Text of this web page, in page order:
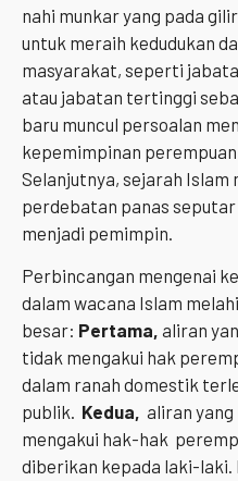
nahi munkar yang pada
untuk meraih kedudukan
masyarakat, seperti
atau jabatan tertinggi
baru muncul persoalan
kepemimpinan
Selanjutnya, sejarah Islam
perdebatan panas
menjadi pemimpin.
Perbincangan mengenai
dalam wacana Islam
besar: Pertama, aliran
tidak mengakui hak
dalam ranah domestik
publik. Kedua, aliran
mengakui hak-hak
diberikan kepada laki-laki.